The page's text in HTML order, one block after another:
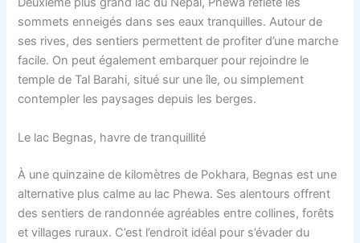
sommets enneigés dans ses eaux tranquilles. Autour de
ses rives, des sentiers permettent de profiter d’une marche
facile. On peut également embarquer pour rejoindre le
temple de Tal Barahi, situé sur une île, ou simplement
contempler les paysages depuis les berges.
Le lac Begnas, havre de tranquillité
À une quinzaine de kilomètres de Pokhara, Begnas est une
alternative plus calme au lac Phewa. Ses alentours offrent
des sentiers de randonnée agréables entre collines, forêts
et villages ruraux. C’est l’endroit idéal pour s’évader du